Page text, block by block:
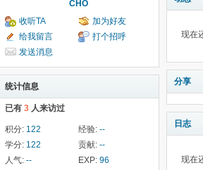
CHO
收听TA
加为好友
给我留言
打个招呼
发送消息
统计信息
已有 3 人来访过
积分: 122 经验: --
学分: 122 贡献: --
人气: -- EXP: 96
现在
分享
日志
现在